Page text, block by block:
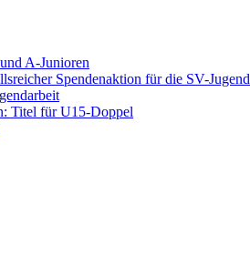
A-Junioren
Spendenaktion für die SV-Jugend
Titel für U15-Doppel